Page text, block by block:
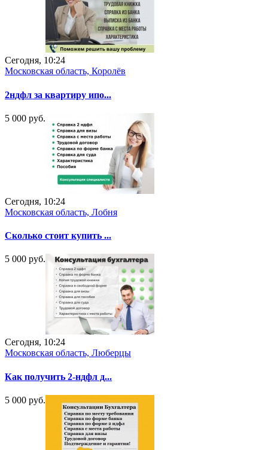
Сегодня, 10:24
Московская область, Королёв
2ндфл за квартиру ипо...
5 000 руб.
Сегодня, 10:24
Московская область, Лобня
Сколько стоит купить ...
5 000 руб.
Сегодня, 10:24
Московская область, Люберцы
Как получить 2-ндфл д...
5 000 руб.